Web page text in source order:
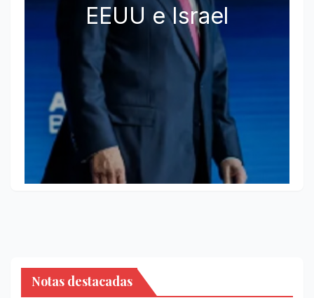
EEUU e Israel
Notas destacadas